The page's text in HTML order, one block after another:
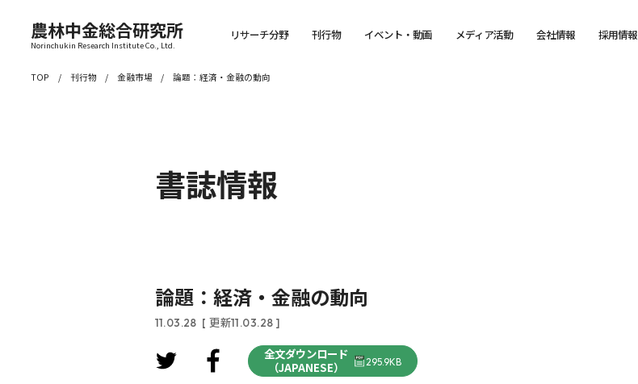
農林中金総合研究所
Norinchukin Research Institute Co., Ltd.
リサーチ分野 刊行物 イベント・動画 メディア活動 会社情報 採用情報
TOP 刊行物 金融市場 論題：経済・金融の動向
書誌情報
論題：経済・金融の動向
11.03.28 [ 更新11.03.28 ]
全文ダウンロード
（JAPANESE）
295.9KB